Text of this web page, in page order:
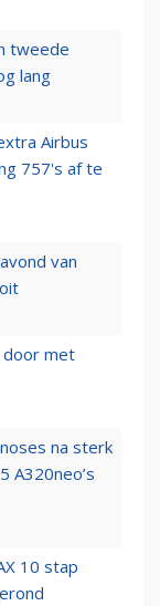
tweede
lang
Airbus
757's af te
van
door met
na sterk
A320neo’s
10 stap